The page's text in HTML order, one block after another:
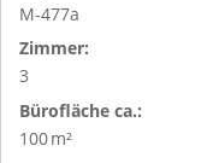
M-477a
Zimmer:
3
Bürofläche ca.:
100 m²